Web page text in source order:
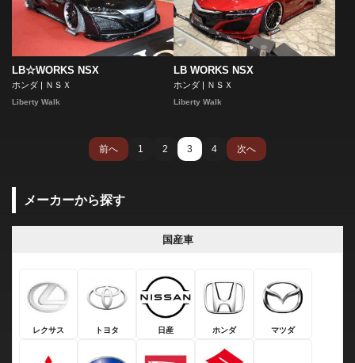
LB☆WORKS NSX
ホンダ | ＮＳＸ
Liberty Walk
LB WORKS NSX
ホンダ | ＮＳＸ
Liberty Walk
前へ 1 2 3 4 次へ
メーカーから探す
国産車
レクサス トヨタ 日産 ホンダ マツダ